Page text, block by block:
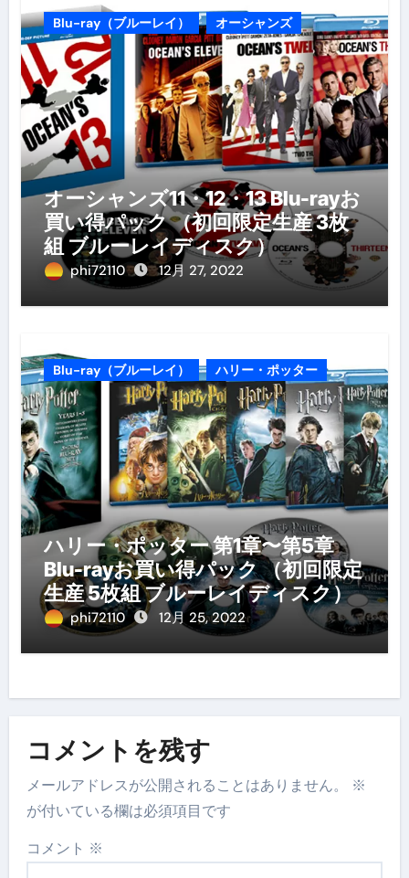
Blu-ray（ブルーレイ） オーシャンズ
オーシャンズ11・12・13 Blu-rayお
買い得パック （初回限定生産 3枚
組 ブルーレイディスク）
phi72110 12月 27, 2022
Blu-ray（ブルーレイ） ハリー・ポッター
ハリー・ポッター 第1章〜第5章
Blu-rayお買い得パック （初回限定
生産 5枚組 ブルーレイディスク）
phi72110 12月 25, 2022
コメントを残す
メールアドレスが公開されることはありません。
※
が付いている欄は必須項目です
コメント ※